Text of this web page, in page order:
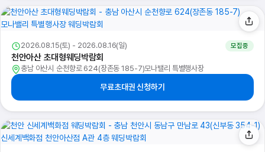
2026.08.15(토) - 2026.08.16(일) 모집중
천안아산 초대형웨딩박람회
충남 아산시 순천향로 624(장존동 185-7)모나밸리 특별행사장
무료초대권 신청하기